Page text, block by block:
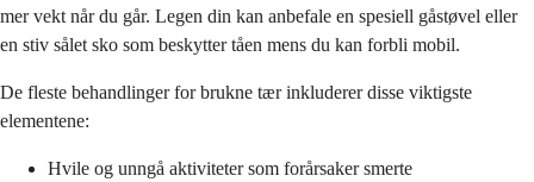
mer vekt når du går. Legen din kan anbefale en spesiell gåstøvel eller
en stiv sålet sko som beskytter tåen mens du kan forbli mobil.
De fleste behandlinger for brukne tær inkluderer disse viktigste
elementene:
Hvile og unngå aktiviteter som forårsaker smerte